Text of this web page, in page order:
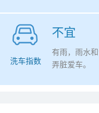
不宜
洗车指数
有雨，雨水
弄脏爱车。